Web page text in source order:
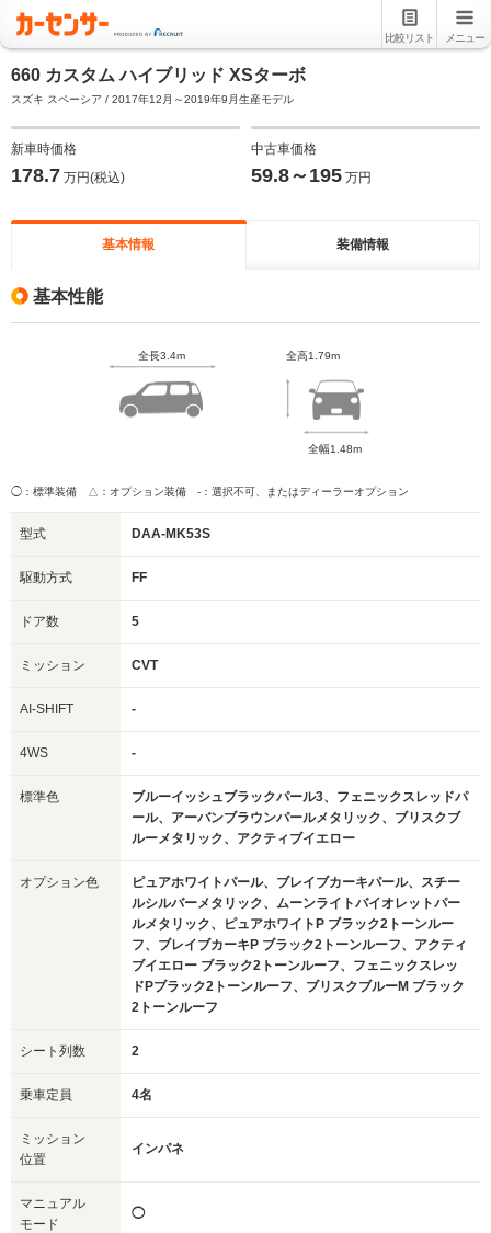
比較リスト メニュー
660 カスタム ハイブリッド XSターボ
スズキ スペーシア / 2017年12月～2019年9月生産モデル
新車時価格
178.7 万円(税込)
中古車価格
59.8～195 万円
基本情報 装備情報
基本性能
全長3.4m 全高1.79m
全幅1.48m
◯：標準装備 △：オプション装備 -：選択不可、またはディーラーオプション
型式 DAA-MK53S
駆動方式 FF
ドア数 5
ミッション CVT
AI-SHIFT -
4WS -
標準色
ブルーイッシュブラックパール3、フェニックスレッドパ
ール、アーバンブラウンパールメタリック、ブリスクブ
ルーメタリック、アクティブイエロー
オプション色
ピュアホワイトパール、ブレイブカーキパール、スチー
ルシルバーメタリック、ムーンライトバイオレットパー
ルメタリック、ピュアホワイトP ブラック2トーンルー
フ、ブレイブカーキP ブラック2トーンルーフ、アクティ
ブイエロー ブラック2トーンルーフ、フェニックスレッ
ドPブラック2トーンルーフ、ブリスクブルーM ブラック
2トーンルーフ
シート列数 2
乗車定員 4名
ミッション
位置
インパネ
マニュアル
モード
◯